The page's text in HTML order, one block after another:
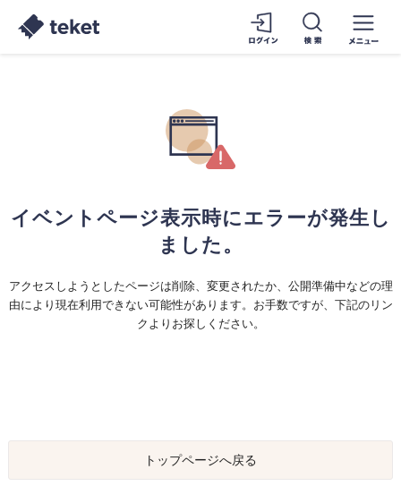
イベントページ表示時にエラーが発生し
ました。
アクセスしようとしたページは削除、変更されたか、公開準備中などの理
由により現在利用できない可能性があります。お手数ですが、下記のリン
クよりお探しください。
トップページへ戻る